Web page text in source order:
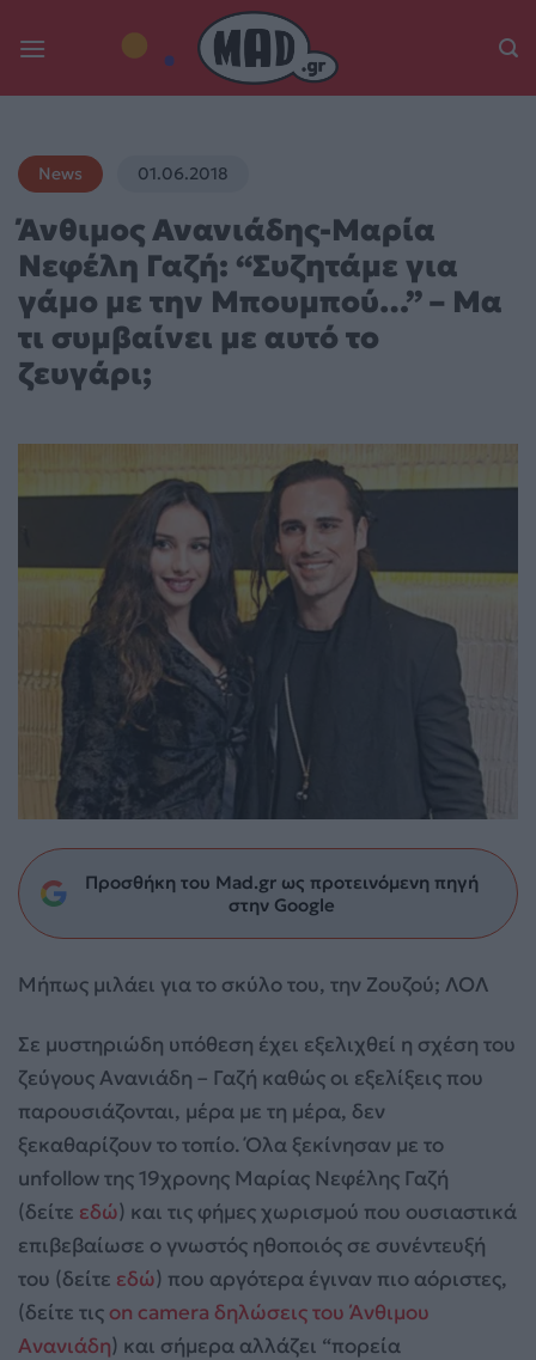
News 01.06.2018
Άνθιμος Ανανιάδης-Μαρία
Νεφέλη Γαζή: “Συζητάμε για
γάμο με την Μπουμπού…” – Μα
τι συμβαίνει με αυτό το
ζευγάρι;
Προσθήκη του Mad.gr ως προτεινόμενη πηγή
στην Google
Μήπως μιλάει για το σκύλο του, την Ζουζού; ΛΟΛ
Σε μυστηριώδη υπόθεση έχει εξελιχθεί η σχέση του
ζεύγους Ανανιάδη – Γαζή καθώς οι εξελίξεις που
παρουσιάζονται, μέρα με τη μέρα, δεν
ξεκαθαρίζουν το τοπίο. Όλα ξεκίνησαν με το
unfollow της 19χρονης Μαρίας Νεφέλης Γαζή
(δείτε εδώ) και τις φήμες χωρισμού που ουσιαστικά
επιβεβαίωσε ο γνωστός ηθοποιός σε συνέντευξή
του (δείτε εδώ) που αργότερα έγιναν πιο αόριστες,
(δείτε τις on camera δηλώσεις του Άνθιμου
Ανανιάδη) και σήμερα αλλάζει “πορεία